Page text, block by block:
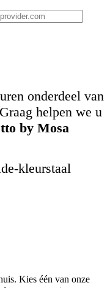
onderdeel van
helpen we u
by Mosa
kleurstaal
Kies één van onze